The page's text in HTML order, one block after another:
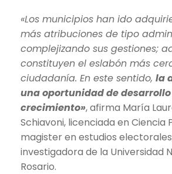
«Los municipios han ido
más atribuciones de tipo
complejizando sus gestiones;
constituyen el eslabón más
ciudadanía. En este sentido, la
una oportunidad de
crecimiento», afirma María
Schiavoni, licenciada en Ciencia
magister en estudios
investigadora de la Universidad
Rosario.